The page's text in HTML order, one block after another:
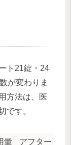
ト21錠・24
が変わりま
方法は、医
です。
量 アフター